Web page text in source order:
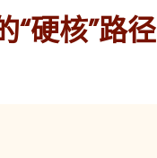
“硬核”路径